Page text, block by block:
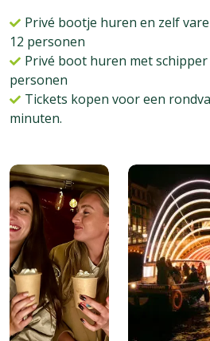
Privé bootje huren en zelf
12 personen
Privé boot huren met
personen
Tickets kopen voor een
minuten.